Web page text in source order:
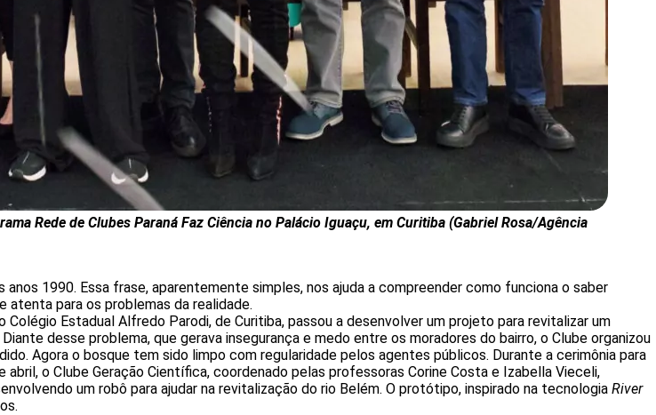
Rede de Clubes Paraná Faz Ciência no Palácio Iguaçu, em Curitiba (Gabriel Rosa/Agência
anos 1990. Essa frase, aparentemente simples, nos ajuda a compreender como funciona o saber
atenta para os problemas da realidade.
Estadual Alfredo Parodi, de Curitiba, passou a desenvolver um projeto para revitalizar um
desse problema, que gerava insegurança e medo entre os moradores do bairro, o Clube organizou
Agora o bosque tem sido limpo com regularidade pelos agentes públicos. Durante a cerimônia para
o Clube Geração Científica, coordenado pelas professoras Corine Costa e Izabella Vieceli,
um robô para ajudar na revitalização do rio Belém. O protótipo, inspirado na tecnologia River